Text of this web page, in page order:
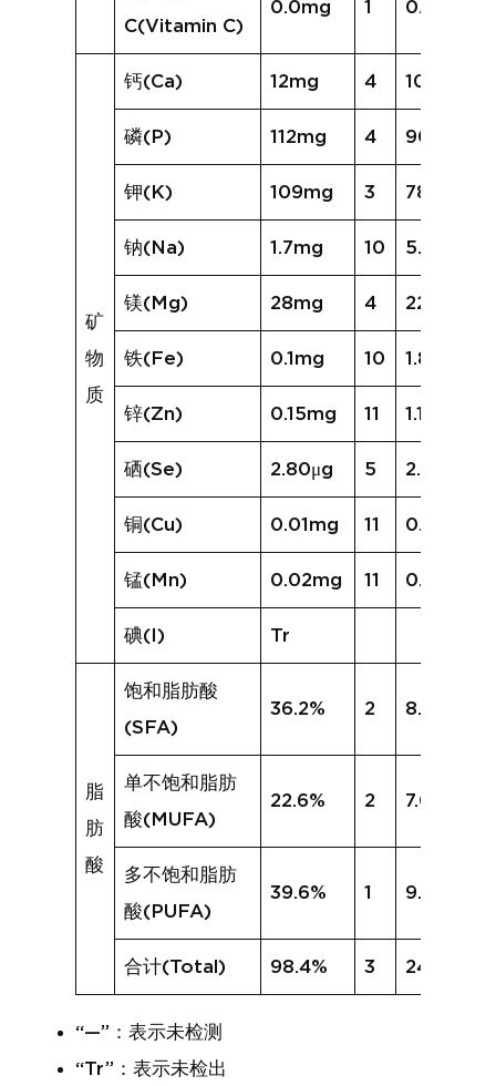
C(Vitamin C)
0.0mg 1 0.0mg
矿
物
质
钙(Ca) 12mg 4 10mg
磷(P) 112mg 4 90mg
钾(K) 109mg 3 78mg
钠(Na) 1.7mg 10 5.6mg
镁(Mg) 28mg 4 22mg
铁(Fe) 0.1mg 10 1.8mg
锌(Zn) 0.15mg 11 1.12mg
硒(Se) 2.80μg 5 2.66μg
铜(Cu) 0.01mg 11 0.20mg
锰(Mn) 0.02mg 11 0.97mg
碘(I) Tr
脂
肪
酸
饱和脂肪酸
(SFA)
36.2% 2 8.5%
单不饱和脂肪
酸(MUFA)
22.6% 2 7.0%
多不饱和脂肪
酸(PUFA)
39.6% 1 9.3%
合计(Total) 98.4% 3 24.8%
“—”：表示未检测
“Tr”：表示未检出